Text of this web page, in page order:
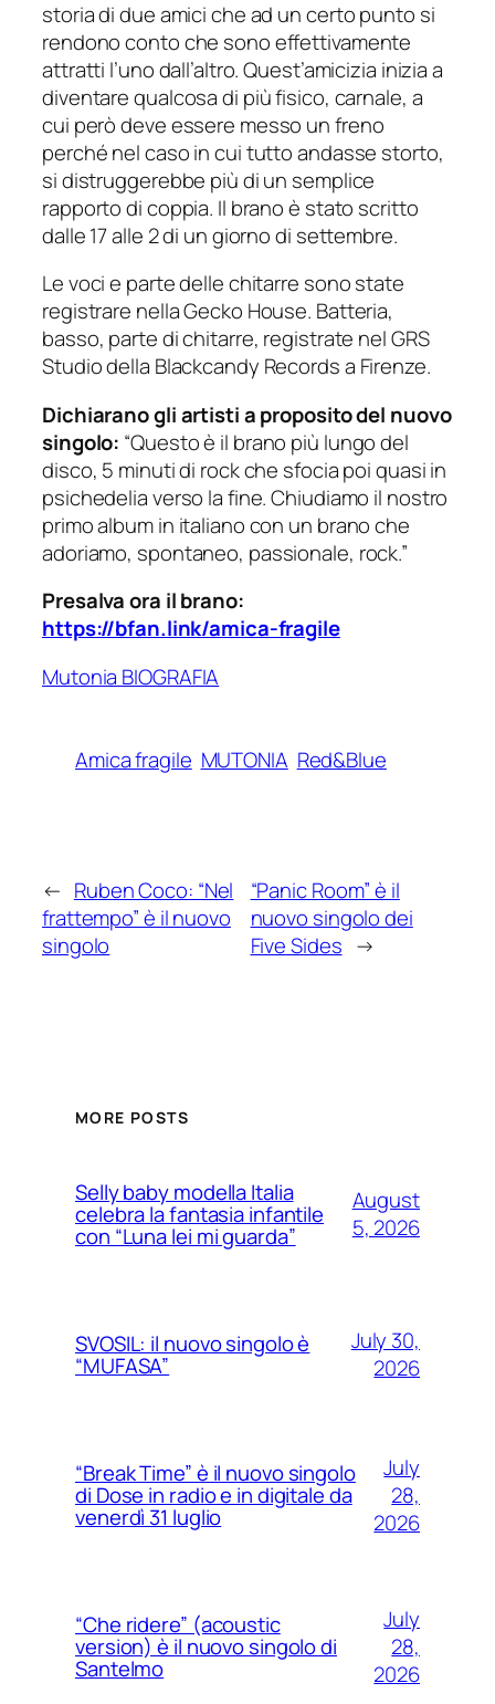
storia di due amici che ad un certo punto si
rendono conto che sono effettivamente
attratti l’uno dall’altro. Quest’amicizia inizia a
diventare qualcosa di più fisico, carnale, a
cui però deve essere messo un freno
perché nel caso in cui tutto andasse storto,
si distruggerebbe più di un semplice
rapporto di coppia. Il brano è stato scritto
dalle 17 alle 2 di un giorno di settembre.
Le voci e parte delle chitarre sono state
registrare nella Gecko House. Batteria,
basso, parte di chitarre, registrate nel GRS
Studio della Blackcandy Records a Firenze.
Dichiarano gli artisti a proposito del nuovo
singolo: “Questo è il brano più lungo del
disco, 5 minuti di rock che sfocia poi quasi in
psichedelia verso la fine. Chiudiamo il nostro
primo album in italiano con un brano che
adoriamo, spontaneo, passionale, rock.”
Presalva ora il brano:
https://bfan.link/amica-fragile
Mutonia BIOGRAFIA
Amica fragile MUTONIA Red&Blue
← Ruben Coco: “Nel
frattempo” è il nuovo
singolo
“Panic Room” è il
nuovo singolo dei
Five Sides →
MORE POSTS
Selly baby modella Italia
celebra la fantasia infantile
con “Luna lei mi guarda”
August
5, 2026
SVOSIL: il nuovo singolo è
“MUFASA”
July 30,
2026
“Break Time” è il nuovo singolo
di Dose in radio e in digitale da
venerdì 31 luglio
July
28,
2026
“Che ridere” (acoustic
version) è il nuovo singolo di
Santelmo
July
28,
2026